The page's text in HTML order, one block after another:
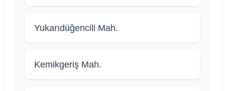
Yukarıdüğencili Mah.
Kemikgeriş Mah.